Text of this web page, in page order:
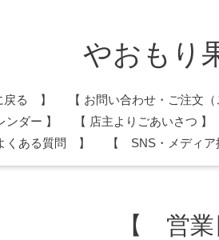
やおもり
戻る 】 【 お問い合わせ・ご注文（
ンダー 】
​【 店主よりごあいさつ 】
くある質問 】
【 SNS・メディ
【 営